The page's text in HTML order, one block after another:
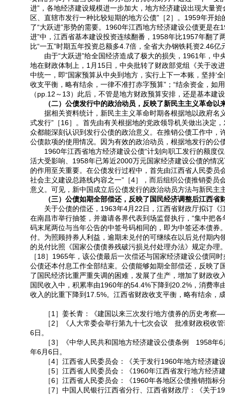
进”，各地经济建设规模进一步加大，地方经济建设出现大量
区、直辖市发行一种比较短期的地方公债”［2］。1959年开
了“大跃进”形势的需要。1960年江西地方经济建设公债更是在
进”中，江西省基本建设投资连续翻番，1958年比1957年翻
比“一五”时期五年投资总额多4.7倍，全省大办钢铁耗资2.46
由于“大跃进”给全国经济造成了极大的损失，1961年，中
地在财政体制上，1月15日，中央批转了财政部党组《关于改
中统一，即“国家预算从中央到地方，实行上下一本账，坚持‘
收支平衡，略有结余，一律不准打赤字预算”；“结余资金，如
（pp.12～13）此后，不管是地方财政预算安排，还是基本
（二）公债发行中的政治动员，反映了新民主主义革命
据相关资料统计，新民主主义革命时期各根据地以政府名
式发行”［16］。首先由有关根据地的党政领导机关做出决定
众都能深刻认识到发行公债的政治意义。在推销公债工作中
公债款项的使用情况。因为有效的政治动员，根据地发行的
1960年江西省地方经济建设公债“计划向职工发行的额度仅
活大受影响、1958年已筹近2000万元国家经济建设公债的情
的作用至关重要。在公债发行过程中，首先由江西省人民委
社会主义建设总路线内容之一”［4］，而后组织公债推销委
意义。可见，新中国成立后公债发行的政治动员方法与新民主
（三）公债如期全部偿还，反映了国民经济调整后江西省
关于公债的偿还，1963年4月22日，江西省财政厅拟订《
在南昌市举行抽签，并邀请各界代表到场监督执行，“集中把
码末尾两位与当年公告的中签号码相同的，即为中签还本债
付。为照顾持券人利益，逾期未兑付的可继续在以后兑付期
的兑付比照《国家公债债券残破污损兑付处理办法》规定办
［18］1965年，该公债最后一次偿还与国家经济建设公债同
公债还本付息工作全部结束。公债能够如期全部偿还，反映
了国民经济比重严重失调的困难，发展了生产，增加了财政
国民收入中，积累率由1960年的54.4%下降到20.2%，消费
收入的比重下降到17.5%。江西省财政收支平衡，略有结余
［1］姜长青：《建国以来三次发行地方债券的历史考察
［2］《人大常委会举行第九十七次会议 批准财政税收管
6日。
［3］《中华人民共和国地方经济建设公债条例 1958年6
年6月6日。
［4］江西省人民委员会：《关于发行1960年地方经济建
［5］江西省人民委员会：《1960年江西省发行地方经济
［6］江西省人民委员会：《1960年各地区公债推销指标
［7］中国人民银行江西省分行、江西省财政厅：《关于